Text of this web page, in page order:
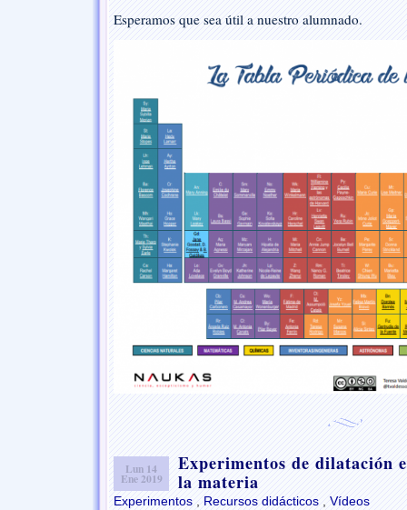
Esperamos que sea útil a nuestro alumnado.
Lun 14
Ene 2019
Experimentos de dilatación
la materia
Experimentos , Recursos didácticos , Vídeos